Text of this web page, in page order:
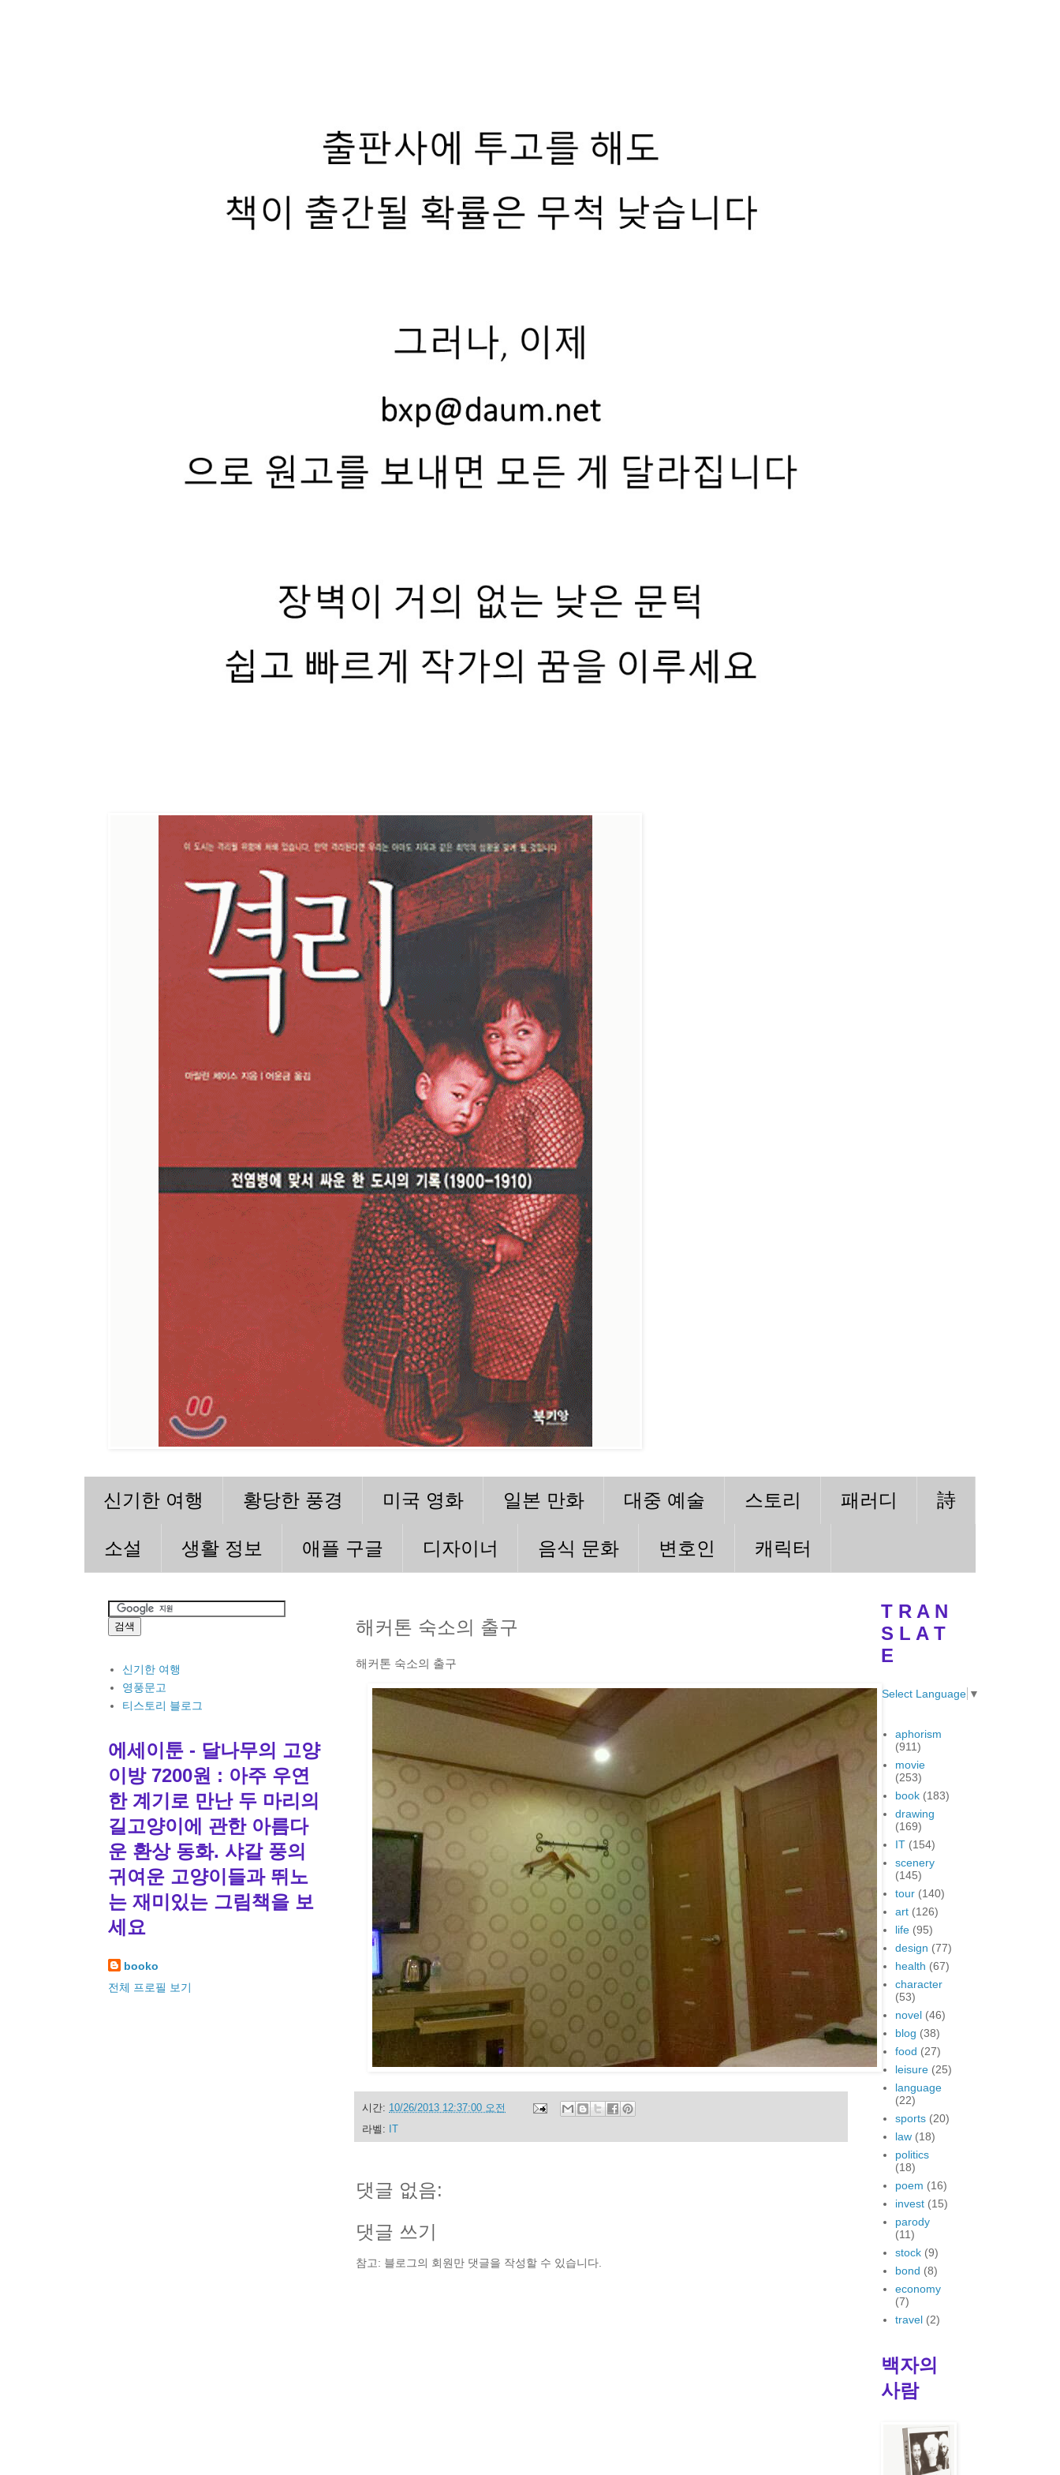
신기한 여행 황당한 풍경 미국 영화 일본 만화 대중 예술 스토리 패러디 詩
소설 생활 정보 애플 구글 디자이너 음식 문화 변호인 캐릭터
해커톤 숙소의 출구
해커톤 숙소의 출구
시간: 10/26/2013 12:37:00 오전
라벨:
IT
댓글 없음:
댓글 쓰기
참고: 블로그의 회원만 댓글을 작성할 수 있습니다.
신기한 여행
영풍문고
티스토리 블로그
에세이툰 - 달나무의 고양
이방 7200원 : 아주 우연
한 계기로 만난 두 마리의
길고양이에 관한 아름다
운 환상 동화. 샤갈 풍의
귀여운 고양이들과 뛰노
는 재미있는 그림책을 보
세요
booko
전체 프로필 보기
T R A N
S L A T
E
Select Language ▼
aphorism
(911)
movie
(253)
book (183)
drawing
(169)
IT (154)
scenery
(145)
tour (140)
art (126)
life (95)
design (77)
health (67)
character
(53)
novel (46)
blog (38)
food (27)
leisure (25)
language
(22)
sports (20)
law (18)
politics
(18)
poem (16)
invest (15)
parody
(11)
stock (9)
bond (8)
economy
(7)
travel (2)
백자의
사람